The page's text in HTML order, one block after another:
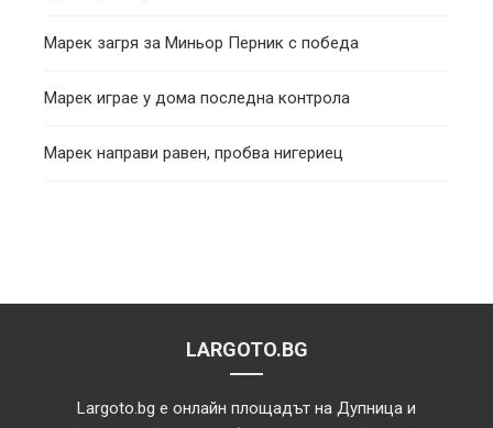
Марек загря за Миньор Перник с победа
Марек играе у дома последна контрола
Марек направи равен, пробва нигериец
LARGOTO.BG
Largoto.bg е онлайн площадът на Дупница и